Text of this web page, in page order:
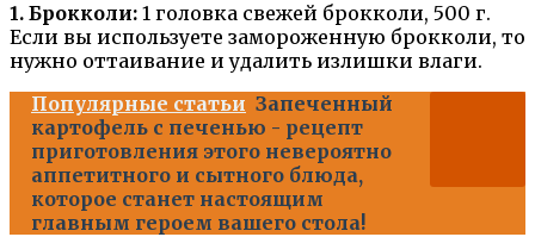
1. Брокколи: 1 головка свежей брокколи, 500 г.
Если вы используете замороженную брокколи, то
нужно оттаивание и удалить излишки влаги.
Популярные статьи Запеченный
картофель с печенью - рецепт
приготовления этого невероятно
аппетитного и сытного блюда,
которое станет настоящим
главным героем вашего стола!